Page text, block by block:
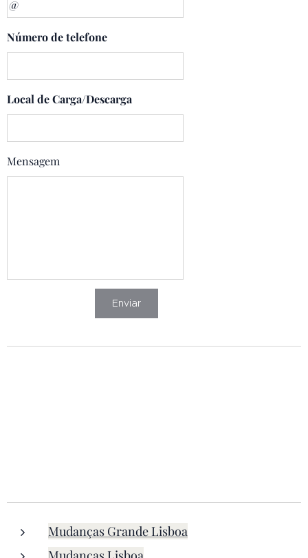
Número de telefone
Local de Carga/Descarga
Mensagem
Enviar
Mudanças Grande Lisboa